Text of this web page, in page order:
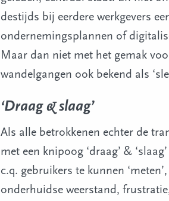
destijds bij eerdere werkgevers
ondernemingsplannen of
Maar dan niet met het gemak
wandelgangen ook bekend als
‘Draag & slaag’
Als alle betrokkenen echter de
met een knipoog ‘draag’ &
c.q. gebruikers te kunnen
onderhuidse weerstand,